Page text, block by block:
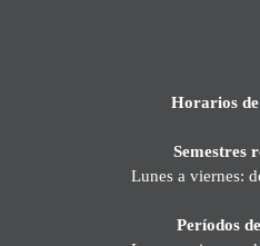
Horarios
Semestres
Lunes a viernes:
Períodos